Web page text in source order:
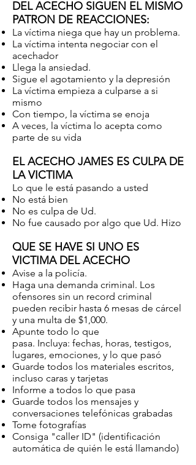
DEL ACECHO SIGUEN EL MISMO
PATRON DE REACCIONES:
La víctima niega que hay un problema.
La víctima intenta negociar con el
acechador
Llega la ansiedad.
Sigue el agotamiento y la depresión
La víctima empieza a culparse a si
mismo
Con tiempo, la víctima se enoja
A veces, la víctima lo acepta como
parte de su vida
EL ACECHO JAMES ES CULPA DE
LA VICTIMA
Lo que le está pasando a usted
No está bien
No es culpa de Ud.
No fue causado por algo que Ud. Hizo
QUE SE HAVE SI UNO ES
VICTIMA DEL ACECHO
Avise a la policía.
Haga una demanda criminal. Los
ofensores sin un record criminal
pueden recibir hasta 6 mesas de cárcel
y una multa de $1,000.
Apunte todo lo que
pasa. Incluya: fechas, horas, testigos,
lugares, emociones, y lo que pasó
Guarde todos los materiales escritos,
incluso caras y tarjetas
Informe a todos lo que pasa
Guarde todos los mensajes y
conversaciones telefónicas grabadas
Tome fotografías
Consiga "caller ID" (identificación
automática de quién le está llamando)